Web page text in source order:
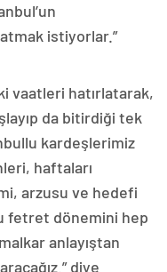
istiyorlar.”
vaatleri hatırlatarak,
da bitirdiği tek
kardeşlerimiz
haftaları
arzusu ve hedefi
fetret dönemini hep
anlayıştan
diye